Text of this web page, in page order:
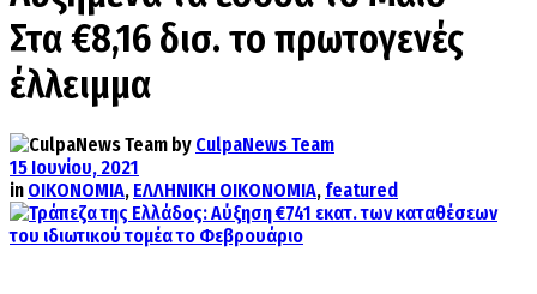
Στα €8,16 δισ. το πρωτογενές
έλλειμμα
by CulpaNews Team
15 Ιουνίου, 2021
in ΟΙΚΟΝΟΜΙΑ, ΕΛΛΗΝΙΚΗ ΟΙΚΟΝΟΜΙΑ, featured